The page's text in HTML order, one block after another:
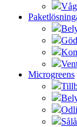
Microgreens